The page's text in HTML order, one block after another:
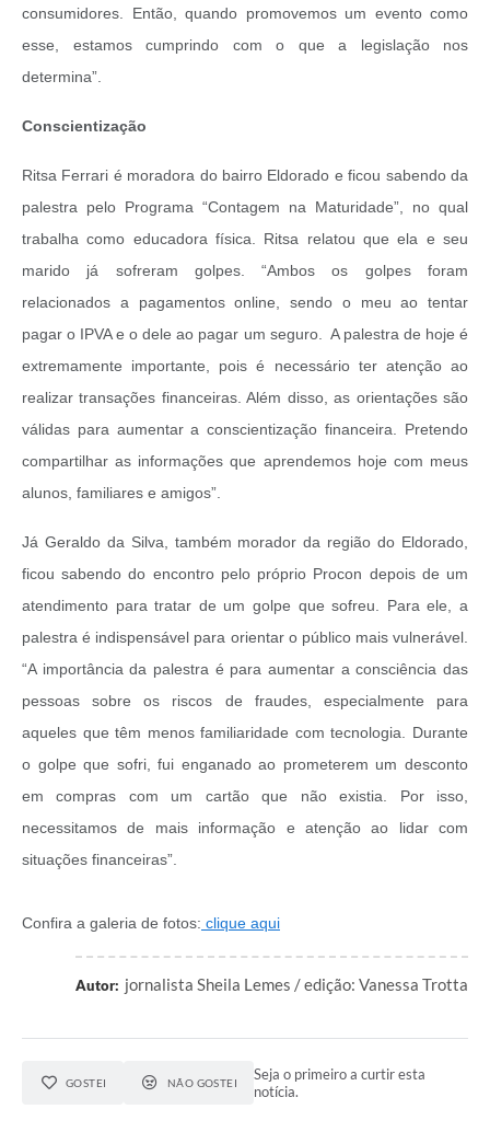
consumidores. Então, quando promovemos um evento como
esse, estamos cumprindo com o que a legislação nos
determina”.
Conscientização
Ritsa Ferrari é moradora do bairro Eldorado e ficou sabendo da
palestra pelo Programa “Contagem na Maturidade”, no qual
trabalha como educadora física. Ritsa relatou que ela e seu
marido já sofreram golpes. “Ambos os golpes foram
relacionados a pagamentos online, sendo o meu ao tentar
pagar o IPVA e o dele ao pagar um seguro. A palestra de hoje é
extremamente importante, pois é necessário ter atenção ao
realizar transações financeiras. Além disso, as orientações são
válidas para aumentar a conscientização financeira. Pretendo
compartilhar as informações que aprendemos hoje com meus
alunos, familiares e amigos”.
Já Geraldo da Silva, também morador da região do Eldorado,
ficou sabendo do encontro pelo próprio Procon depois de um
atendimento para tratar de um golpe que sofreu. Para ele, a
palestra é indispensável para orientar o público mais vulnerável.
“A importância da palestra é para aumentar a consciência das
pessoas sobre os riscos de fraudes, especialmente para
aqueles que têm menos familiaridade com tecnologia. Durante
o golpe que sofri, fui enganado ao prometerem um desconto
em compras com um cartão que não existia. Por isso,
necessitamos de mais informação e atenção ao lidar com
situações financeiras”.
Confira a galeria de fotos: clique aqui
Autor: jornalista Sheila Lemes / edição: Vanessa Trotta
GOSTEI NÃO GOSTEI
Seja o primeiro a curtir esta
notícia.